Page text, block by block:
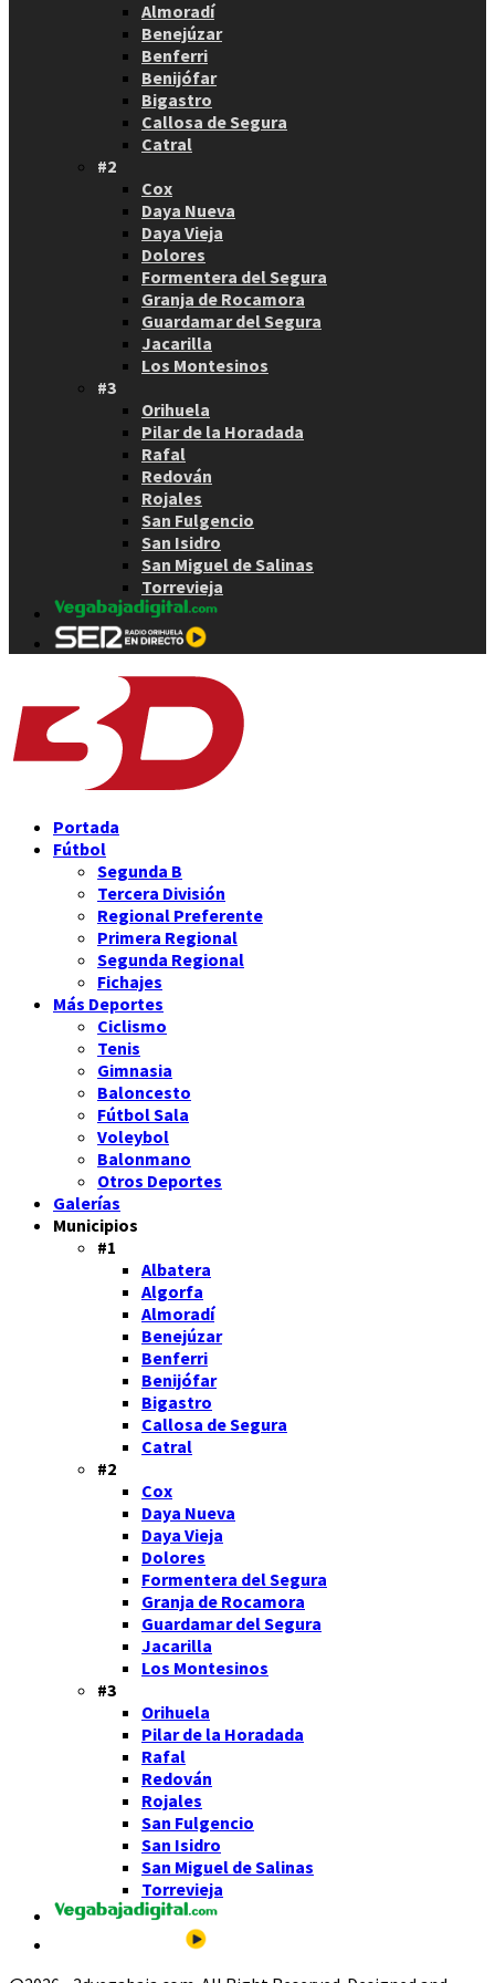
Almoradí
Benejúzar
Benferri
Benijófar
Bigastro
Callosa de Segura
Catral
#2
Cox
Daya Nueva
Daya Vieja
Dolores
Formentera del Segura
Granja de Rocamora
Guardamar del Segura
Jacarilla
Los Montesinos
#3
Orihuela
Pilar de la Horadada
Rafal
Redován
Rojales
San Fulgencio
San Isidro
San Miguel de Salinas
Torrevieja
Portada
Fútbol
Segunda B
Tercera División
Regional Preferente
Primera Regional
Segunda Regional
Fichajes
Más Deportes
Ciclismo
Tenis
Gimnasia
Baloncesto
Fútbol Sala
Voleybol
Balonmano
Otros Deportes
Galerías
Municipios
#1
Albatera
Algorfa
Almoradí
Benejúzar
Benferri
Benijófar
Bigastro
Callosa de Segura
Catral
#2
Cox
Daya Nueva
Daya Vieja
Dolores
Formentera del Segura
Granja de Rocamora
Guardamar del Segura
Jacarilla
Los Montesinos
#3
Orihuela
Pilar de la Horadada
Rafal
Redován
Rojales
San Fulgencio
San Isidro
San Miguel de Salinas
Torrevieja